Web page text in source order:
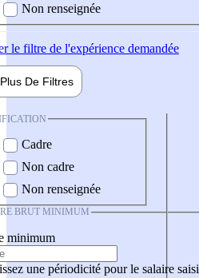
Non renseignée
le filtre de l'expérience demandée
Plus De Filtres
Cadre
Non cadre
Non renseignée
BRUT MINIMUM
minimum
une périodicité pour le salaire saisi